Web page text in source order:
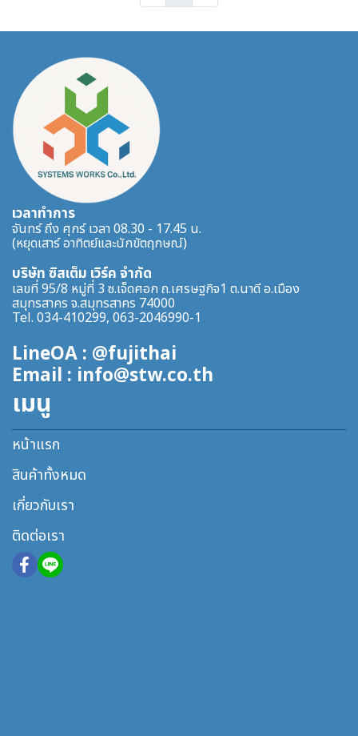
เวลาทำการ
จันทร์ ถึง ศุกร์ เวลา 08.30 - 17.45 น.
(หยุดเสาร์ อาทิตย์และนักขัตฤกษณ์)
บริษัท ซิสเต็ม เวิร์ค จำกัด
เลขที่ 95/8 หมู่ที่ 3 ซ.เจ็ดศอก ถ.เศรษฐกิจ1 ต.นาดี อ.เมือง
สมุทรสาคร จ.สมุทรสาคร 74000
Tel. 034-410299, 063-2046990-1
LineOA : @fujithai
Email : info@stw.co.th
เมนู
หน้าแรก
สินค้าทั้งหมด
เกี่ยวกับเรา
ติดต่อเรา